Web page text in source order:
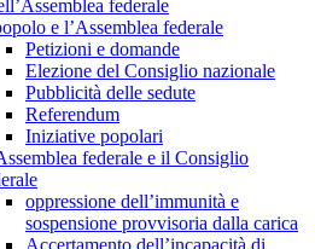
federale
e l’Assemblea federale
Petizioni e domande
Elezione del Consiglio nazionale
Pubblicità delle sedute
Referendum
Iniziative popolari
federale e il Consiglio
oppressione dell’immunità e
sospensione provvisoria dalla carica